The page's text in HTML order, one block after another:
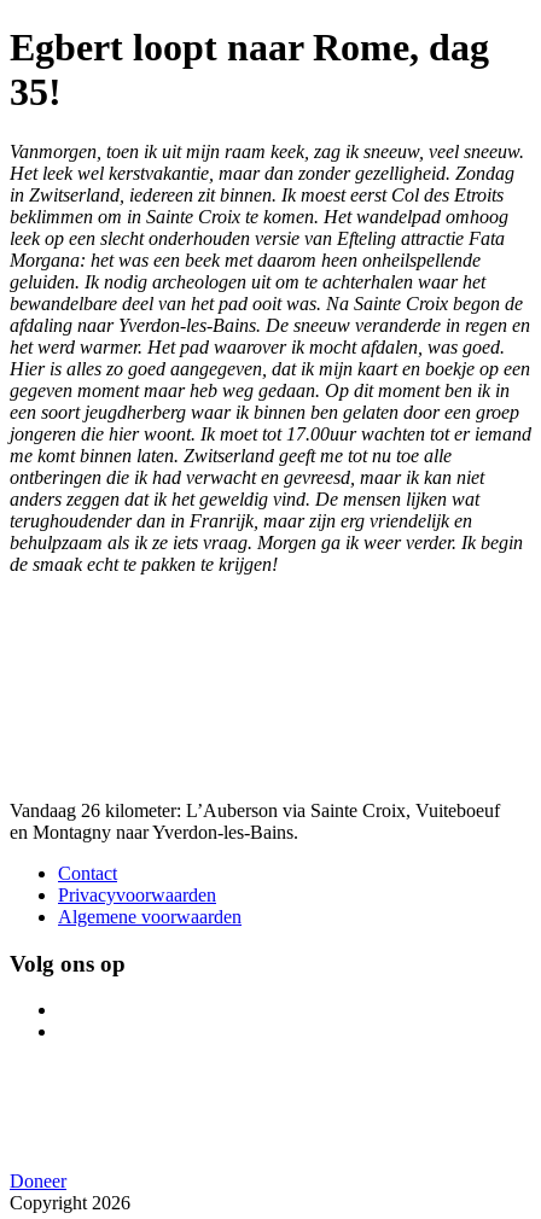
Egbert loopt naar Rome, dag
35!
Vanmorgen, toen ik uit mijn raam keek, zag ik sneeuw, veel sneeuw.
Het leek wel kerstvakantie, maar dan zonder gezelligheid. Zondag
in Zwitserland, iedereen zit binnen. Ik moest eerst Col des Etroits
beklimmen om in Sainte Croix te komen. Het wandelpad omhoog
leek op een slecht onderhouden versie van Efteling attractie Fata
Morgana: het was een beek met daarom heen onheilspellende
geluiden. Ik nodig archeologen uit om te achterhalen waar het
bewandelbare deel van het pad ooit was. Na Sainte Croix begon de
afdaling naar Yverdon-les-Bains. De sneeuw veranderde in regen en
het werd warmer. Het pad waarover ik mocht afdalen, was goed.
Hier is alles zo goed aangegeven, dat ik mijn kaart en boekje op een
gegeven moment maar heb weg gedaan. Op dit moment ben ik in
een soort jeugdherberg waar ik binnen ben gelaten door een groep
jongeren die hier woont. Ik moet tot 17.00uur wachten tot er iemand
me komt binnen laten. Zwitserland geeft me tot nu toe alle
ontberingen die ik had verwacht en gevreesd, maar ik kan niet
anders zeggen dat ik het geweldig vind. De mensen lijken wat
terughoudender dan in Franrijk, maar zijn erg vriendelijk en
behulpzaam als ik ze iets vraag. Morgen ga ik weer verder. Ik begin
de smaak echt te pakken te krijgen!
Vandaag 26 kilometer: L’Auberson via Sainte Croix, Vuiteboeuf
en Montagny naar Yverdon-les-Bains.
Contact
Privacyvoorwaarden
Algemene voorwaarden
Volg ons op
Doneer
Copyright 2026